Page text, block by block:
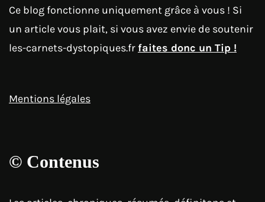
Ce blog fonctionne uniquement grâce à vous ! Si
un article vous plait, si vous avez envie de soutenir
les-carnets-dystopiques.fr faites donc un Tip !
Mentions légales
© Contenus